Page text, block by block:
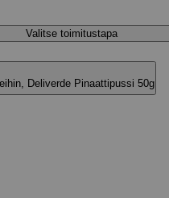
Valitse toimitustapa
Deliverde Pinaattipussi 50g